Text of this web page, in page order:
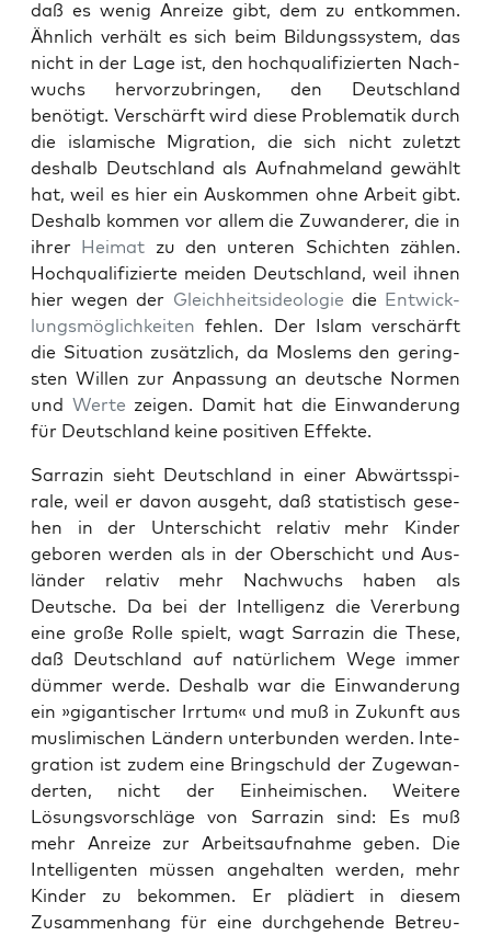
daß es wenig Anreize gibt, dem zu entkom­men.
Ähn­lich ver­hält es sich beim Bil­dungssys­tem, das
nicht in der Lage ist, den hochqual­i­fizierten Nach­
wuchs her­vorzubrin­gen, den Deutsch­land
benötigt. Ver­schärft wird diese Prob­lematik durch
die islamis­che Migra­tion, die sich nicht zulet­zt
deshalb Deutsch­land als Auf­nah­me­land gewählt
hat, weil es hier ein Auskom­men ohne Arbeit gibt.
Deshalb kom­men vor allem die Zuwan­der­er, die in
ihrer Heimat zu den unteren Schicht­en zählen.
Hochqual­i­fizierte mei­den Deutsch­land, weil ihnen
hier wegen der Gle­ich­heit­side­olo­gie die Entwick­
lungsmöglichkeit­en fehlen. Der Islam ver­schärft
die Sit­u­a­tion zusät­zlich, da Moslems den ger­ing­
sten Willen zur Anpas­sung an deutsche Nor­men
und Werte zeigen. Damit hat die Ein­wan­derung
für Deutsch­land keine pos­i­tiv­en Effek­te.
Sar­razin sieht Deutsch­land in ein­er Abwärtsspi­
rale, weil er davon aus­ge­ht, daß sta­tis­tisch gese­
hen in der Unter­schicht rel­a­tiv mehr Kinder
geboren wer­den als in der Ober­schicht und Aus­
län­der rel­a­tiv mehr Nach­wuchs haben als
Deutsche. Da bei der Intel­li­genz die Vererbung
eine große Rolle spielt, wagt Sar­razin die These,
daß Deutsch­land auf natür­lichem Wege immer
düm­mer werde. Deshalb war die Ein­wan­derung
ein »gigan­tis­ch­er Irrtum« und muß in Zukun­ft aus
mus­lim­is­chen Län­dern unter­bun­den wer­den. Inte­
gra­tion ist zudem eine Bringschuld der Zuge­wan­
derten, nicht der Ein­heimis­chen. Weit­ere
Lösungsvorschläge von Sar­razin sind: Es muß
mehr Anreize zur Arbeit­sauf­nahme geben. Die
Intel­li­gen­ten müssen ange­hal­ten wer­den, mehr
Kinder zu bekom­men. Er plädiert in diesem
Zusam­men­hang für eine durchge­hende Betreu­